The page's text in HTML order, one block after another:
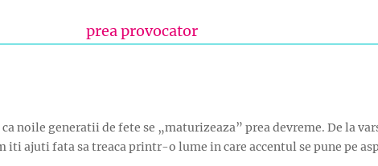
prea provocator
noile generatii de fete se „maturizeaza” prea devreme. De la
iti ajuti fata sa treaca printr-o lume in care accentul se pune pe